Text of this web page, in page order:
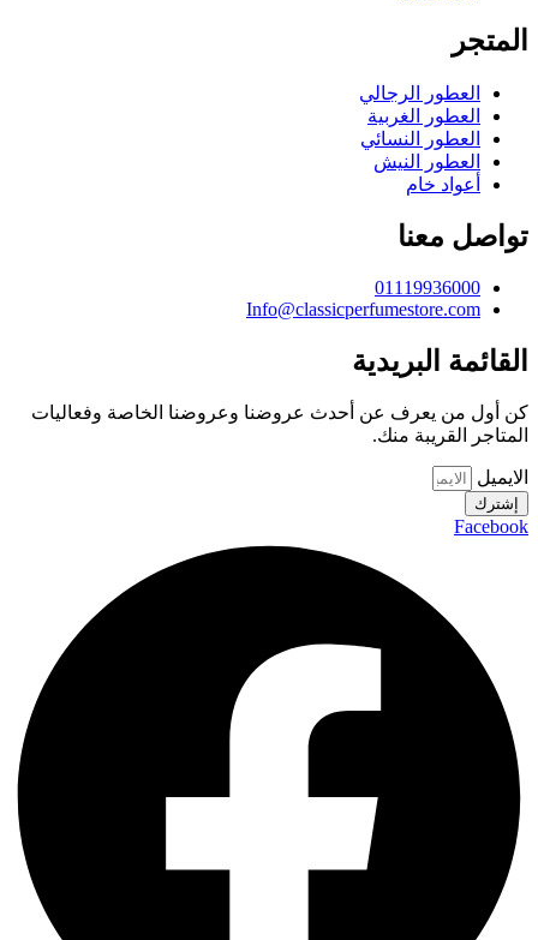
المتجر
العطور الرجالي
العطور الغربية
العطور النسائي
العطور النيش
أعواد خام
تواصل معنا
01119936000
Info@classicperfumestore.com
القائمة البريدية
كن أول من يعرف عن أحدث عروضنا وعروضنا الخاصة وفعاليات
المتاجر القريبة منك.
الايميل
إشترك
Facebook